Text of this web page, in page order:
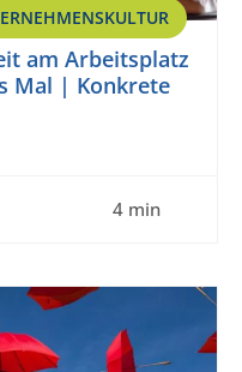
am Arbeitsplatz
Mal | Konkrete
4 min